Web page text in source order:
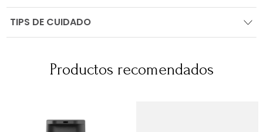
TIPS DE CUIDADO
Productos recomendados